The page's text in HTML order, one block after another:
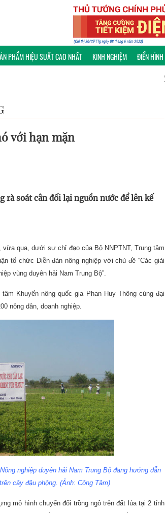
PHẨM HIỆU SUẤT CAO NHẤT KINH NGHIỆM ĐIỂN HÌNH
với hạn mặn
rà soát cân đối lại nguồn nước để lên kế
qua, dưới sự chỉ đạo của Bộ NNPTNT, Trung tâm
tổ chức Diễn đàn nông nghiệp với chủ đề “Các giải
vùng duyên hải Nam Trung Bộ”.
Khuyến nông quốc gia Phan Huy Thông cùng đại
nông dân, doanh nghiệp.
nghiệp duyên hải Nam Trung Bộ đang hướng dẫn
cây đậu phộng. (Ảnh: Công Tâm)
mô hình chuyển đổi trồng ngô trên đất lúa tại 2 tỉnh